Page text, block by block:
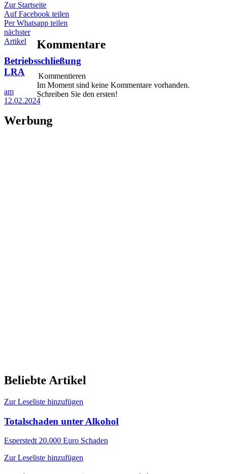
Zur Startseite
Auf Facebook teilen
Per Whatsapp teilen
nächster
Artikel
Betriebsschließung
LRA
am
12.02.2024
Kommentare
Kommentieren
Im Moment sind keine Kommentare vorhanden.
Schreiben Sie den ersten!
Werbung
Beliebte Artikel
Zur Leseliste hinzufügen
Totalschaden unter Alkohol
Esperstedt 20.000 Euro Schaden
Zur Leseliste hinzufügen